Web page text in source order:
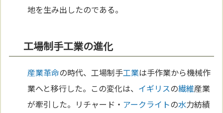
地を生み出したのである。
工場制手工業の進化
産業革命の時代、工場制手工業は手作業から機械作
業へと移行した。この変化は、 イギリスの繊維産業
が牽引した。リチャード・ アークライトの水力紡績